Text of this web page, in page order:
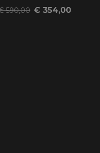
590,00 € 354,00